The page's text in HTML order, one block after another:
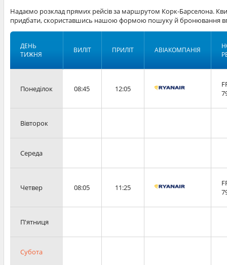
Надаємо розклад прямих рейсів за маршрутом Корк-Барселона.
придбати, скориставшись нашою формою пошуку й бронювання
ДЕНЬ
ТИЖНЯ
ВИЛІТ ПРИЛІТ АВІАКОМПАНІЯ
Понеділок 08:45 12:05
Вівторок
Середа
Четвер 08:05 11:25
П'ятниця
Субота